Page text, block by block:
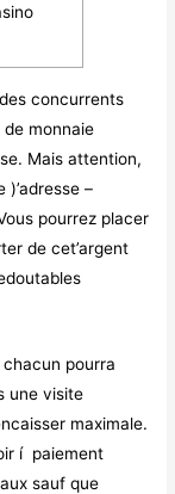
concurrents
monnaie
Mais attention,
–
pourrez placer
de cet’argent
pourra
une visite
maximale.
í paiement
sauf que